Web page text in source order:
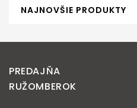
NAJNOVŠIE PRODUKTY
PREDAJŇA
RUŽOMBEROK